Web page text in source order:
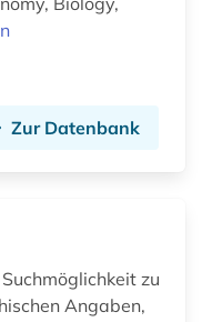
Zur Datenbank
zu
Angaben,